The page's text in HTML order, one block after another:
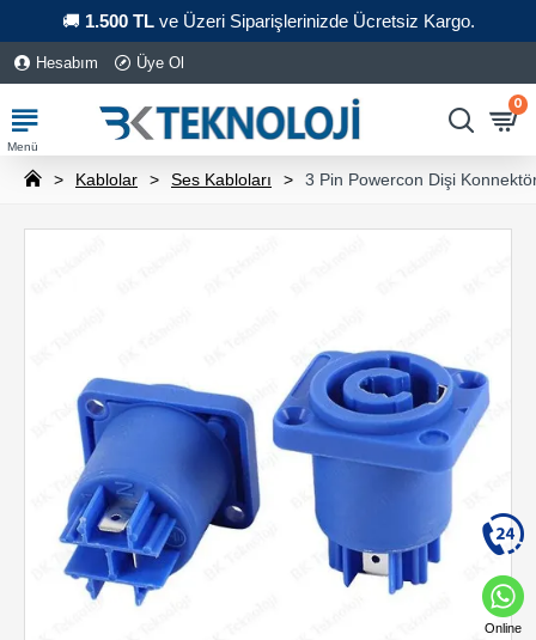
🚚 1.500 TLve Üzeri Siparişlerinizde Ücretsiz Kargo.
Hesabım Üye Ol
0
Kablolar Ses Kabloları 3 Pin Powercon Dişi
Online